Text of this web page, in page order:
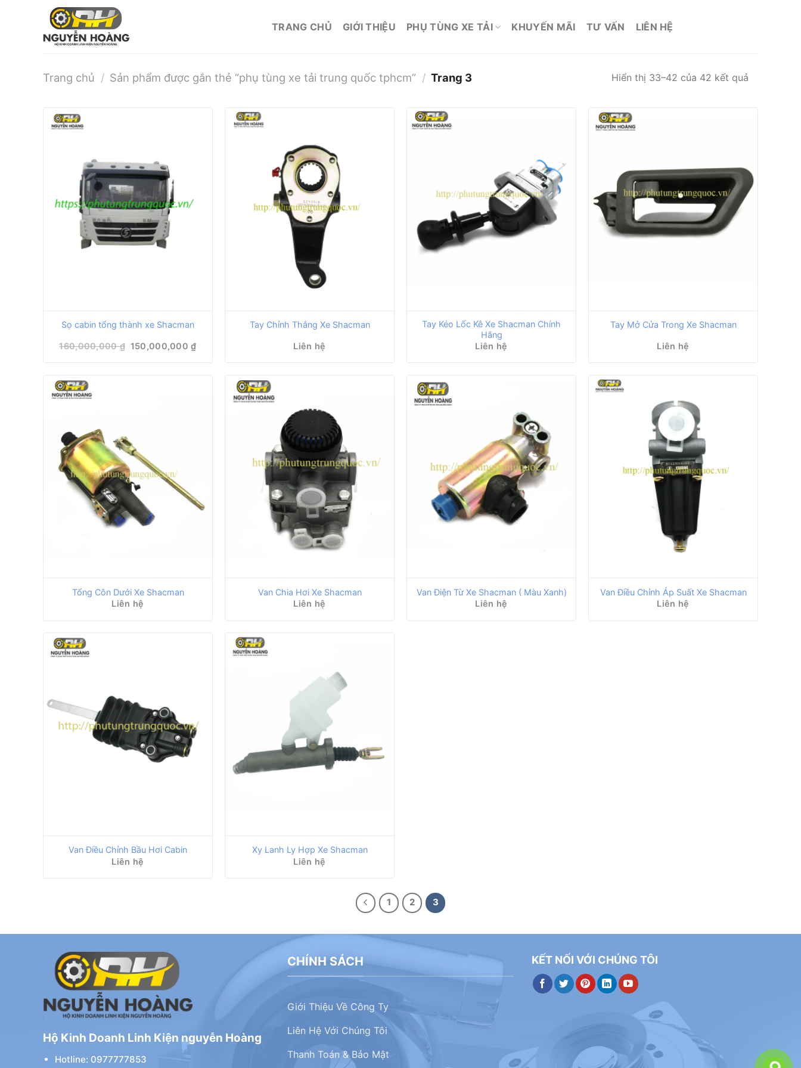
TRANG CHỦ GIỚI THIỆU PHỤ TÙNG XE TẢI KHUYẾN MÃI TƯ VẤN LIÊN HỆ
Trang chủ / Sản phẩm được gắn thẻ “phụ tùng xe tải trung quốc tphcm” / Trang 3 Hiển thị 33–42 của 42 kết quả
Sọ cabin tổng thành xe Shacman
160,000,000₫ Giá
là:
150,000,000₫Giá
tại
150,000,000 ₫.
Tay Chỉnh Thắng Xe Shacman
Liên hệ
Tay Kéo Lốc Kê Xe Shacman Chính
Hãng
Liên hệ
Tay Mở Cửa Trong Xe Shacman
Liên hệ
Tổng Côn Dưới Xe Shacman
Liên hệ
Van Chia Hơi Xe Shacman
Liên hệ
Van Điện Từ Xe Shacman ( Màu Xanh)
Liên hệ
Van Điều Chỉnh Áp Suất Xe Shacman
Liên hệ
Van Điều Chỉnh Bầu Hơi Cabin
Liên hệ
Xy Lanh Ly Hợp Xe Shacman
Liên hệ
1 2 3
Hộ Kinh Doanh Linh Kiện nguyễn Hoàng
Hotline: 0977777853
CHÍNH SÁCH
Giới Thiệu Về Công Ty
Liên Hệ Với Chúng Tôi
Thanh Toán & Bảo Mật
KẾT NỐI VỚI CHÚNG TÔI